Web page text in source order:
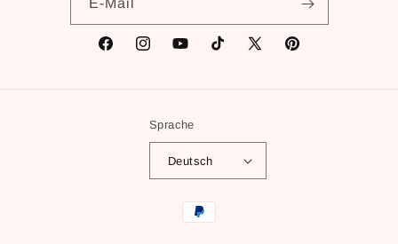
E-Mail
FacebookInstagramYouTubeTikTok X
Pinterest
Sprache
Deutsch
Zahlungsmethoden